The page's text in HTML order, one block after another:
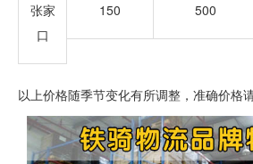
张家
口
150 500
以上价格随季节变化有所调整，准确价格